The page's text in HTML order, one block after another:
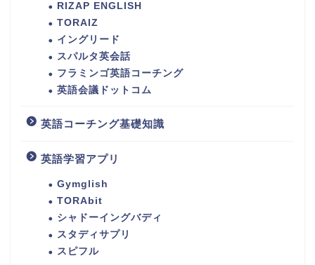
RIZAP ENGLISH
TORAIZ
イングリード
スパルタ英会話
フラミンゴ英語コーチング
英語会議ドットコム
英語コーチング基礎知識
英語学習アプリ
Gymglish
TORAbit
シャドーイングバディ
スタディサプリ
スピフル